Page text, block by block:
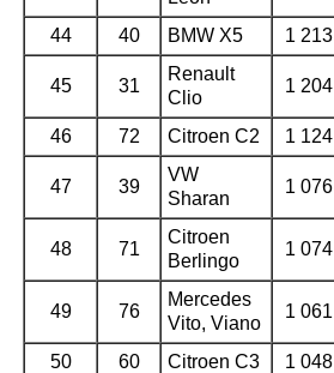
44
40 BMW X5 1 213
45 31
Renault
Clio
1 204
46 72 Citroen C2 1 124
47 39
VW
Sharan
1 076
48 71
Citroen
Berlingo
1 074
49 76
Mercedes
Vito, Viano
1 061
50 60 Citroen C3 1 048